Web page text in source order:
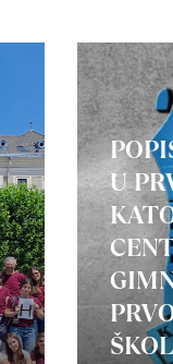
U